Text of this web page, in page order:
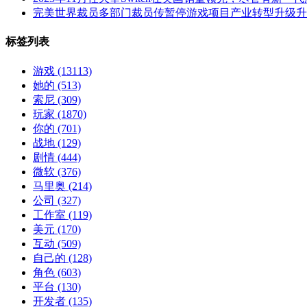
完美世界裁员多部门裁员传暂停游戏项目产业转型升级
标签列表
游戏 (13113)
她的 (513)
索尼 (309)
玩家 (1870)
你的 (701)
战地 (129)
剧情 (444)
微软 (376)
马里奥 (214)
公司 (327)
工作室 (119)
美元 (170)
互动 (509)
自己的 (128)
角色 (603)
平台 (130)
开发者 (135)